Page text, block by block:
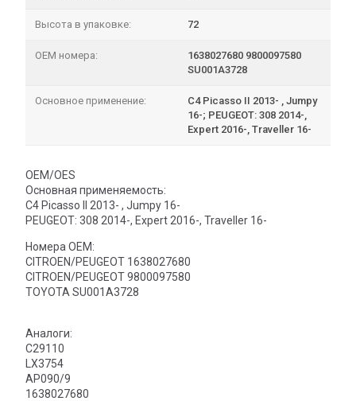
Высота в упаковке: 72
OEM номера:
1638027680 9800097580
SU001A3728
Основное применение:
C4 Picasso II 2013- , Jumpy
16-; PEUGEOT: 308 2014-,
Expert 2016-, Traveller 16-
OEM/OES
Основная применяемость:
C4 Picasso II 2013- , Jumpy 16-
PEUGEOT: 308 2014-, Expert 2016-, Traveller 16-
Номера OEM:
CITROEN/PEUGEOT 1638027680
CITROEN/PEUGEOT 9800097580
TOYOTA SU001A3728
Аналоги:
C29110
LX3754
AP090/9
1638027680